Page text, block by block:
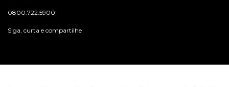
0800.722.5900
Siga, curta e compartilhe